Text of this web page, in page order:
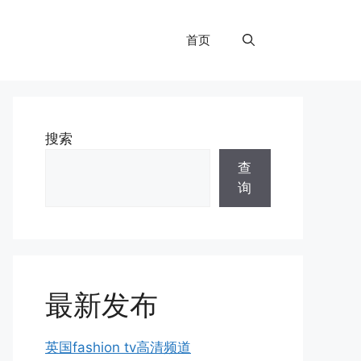
首页
搜索
查
询
最新发布
英国fashion tv高清频道